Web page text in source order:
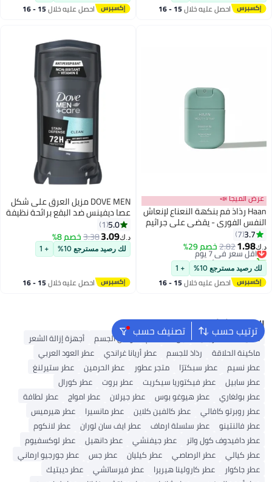
احصل عليه خلال 15 - 16 احصل عليه خلال 15 - 16
عرض الميجا 📣
Haan رذاذ فم بنكهة النعناع لإنعاش
النفس الفوري - يقضي على جراثيم
رائحة الفم الكريهة، ويترك إحساسًا
بالبرودة والنظافة (20 مل)
3.7
7
د.ك‏1.98
2.82خصم 29%أقل سعر في 7 يوم
تم بيع +60 مؤخرًا
أقل سعر في 7 يوم
لك رصيد مسترجع 10% + 1
احصل عليه خلال 15 - 16
DOVE MEN مزيل العرق على شكل
عصا ديفينس ضد البقع برائحة نظيفة
5.0
1
د.ك‏3.09
3.38خصم 8%
لك رصيد مسترجع 10% + 1
احصل عليه خلال 15 - 16
ترتيب حسب تصنيف حسب البحث الشائع
ماكينة حلاقة رجالية جل استحمام لوشن الجسم
أجهزة إزالة الشعر
ماكينة الحلاقة
رذاذ للجسم عطر أريانا غراندي
عطر العود العربي
عطر نسيم
عطر سبكترّا متجر عطور عطر الحرمين
عطر ستيرلنغ
عطر سابيل
عطر فيكتوريا سيكريت عطر بروت
عطر كورال
عطر بولغاري
عطر هيوغو بوس عطر جيرلان عطر امواج
عطر لطافة
عطر روبرتو كافالي
عطر كالفين كلاين عطر مانسيرا
عطر هيرميس
عطر فالنتينو
عطر سلسلة ارماف عطر ايف سان لوران
عطر لانكوم
عطر دافيدوف كول واتر
عطر جيفنشي عطر دانهيل
عطر لوكسفيوم
عطر كيالي
عطر الرصاصي عطر كيليان عطر جس
عطر جورجيو ارماني
عطر جاكوار
عطر كارولينا هيريرا عطر فيرساتشي
عطر ديبتيك